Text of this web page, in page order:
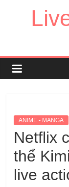
ANIME - MANGA
Netflix
thể
live